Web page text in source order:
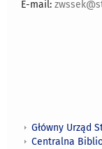
E-mail:
Główny Urząd
Centralna